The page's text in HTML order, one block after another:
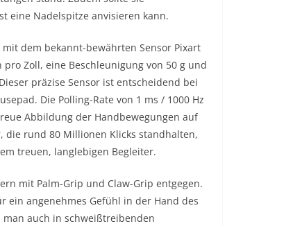
eine Nadelspitze anvisieren kann.
dem bekannt-bewährten Sensor Pixart
Zoll, eine Beschleunigung von 50 g und
präzise Sensor ist entscheidend bei
Die Polling-Rate von 1 ms / 1000 Hz
Abbildung der Handbewegungen auf
die rund 80 Millionen Klicks standhalten,
treuen, langlebigen Begleiter.
mit Palm-Grip und Claw-Grip entgegen.
ein angenehmes Gefühl in der Hand des
man auch in schweißtreibenden